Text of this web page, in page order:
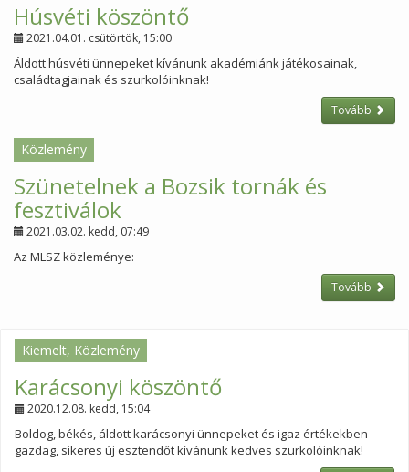
Húsvéti köszöntő
2021.04.01. csütörtök, 15:00
Áldott húsvéti ünnepeket kívánunk akadémiánk játékosainak,
családtagjainak és szurkolóinknak!
Tovább
Közlemény
Szünetelnek a Bozsik tornák és
fesztiválok
2021.03.02. kedd, 07:49
Az MLSZ közleménye:
Tovább
Kiemelt, Közlemény
Karácsonyi köszöntő
2020.12.08. kedd, 15:04
Boldog, békés, áldott karácsonyi ünnepeket és igaz értékekben
gazdag, sikeres új esztendőt kívánunk kedves szurkolóinknak!